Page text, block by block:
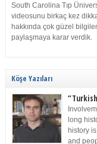
South Carolina Tıp
videosunu birkaç kez
hakkında çok güzel
paylaşmaya karar
Köşe Yazıları
long
history
and